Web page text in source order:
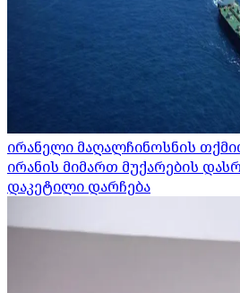
ირანელი მაღალჩინოსნის
ირანის მიმართ მუქარების
დაკეტილი დარჩება